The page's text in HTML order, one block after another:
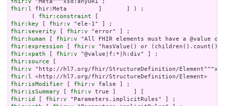
fhir:l fhir:Meta         ]       ] ) ;
      (
fhir:constraint
fhir:key [ fhir:v
fhir:severity [ fhir:v
fhir:human [ fhir:v
fhir:expression [ fhir:v
fhir:xpath [ fhir:v
fhir:source
fhir:v
fhir:l
fhir:isModifier [ fhir:v
fhir:isSummary [ fhir:v
fhir:id
[ fhir:v